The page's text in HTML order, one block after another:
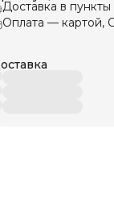
Доставка в
Оплата — картой,